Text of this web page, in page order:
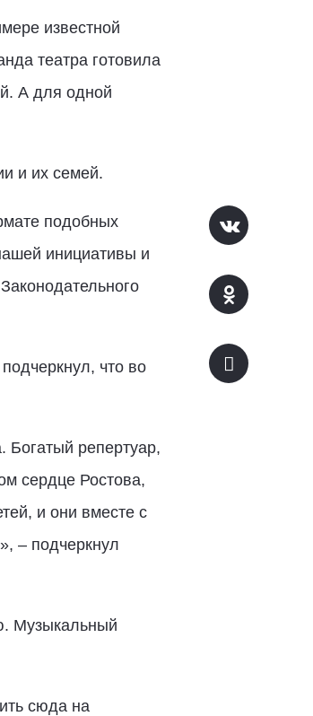
известной
театра готовила
А для одной
и их семей.
подобных
инициативы и
что во
Богатый репертуар,
сердце Ростова,
и они вместе с
– подчеркнул
Музыкальный
сюда на